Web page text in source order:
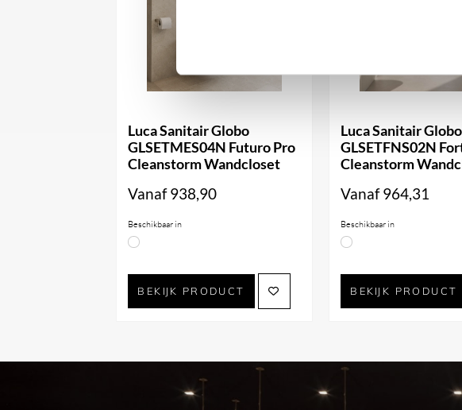
Luca Sanitair Globo
GLSETMES04N Futuro Pro
Cleanstorm Wandcloset
Vanaf938,90
Beschikbaar in
BEKIJK PRODUCT
Luca Sanitair Globo
GLSETFNS02N
Cleanstorm
Vanaf964,31
Beschikbaar in
BEKIJK PRODUCT